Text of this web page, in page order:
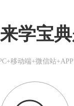
来学宝
移动端+微信站